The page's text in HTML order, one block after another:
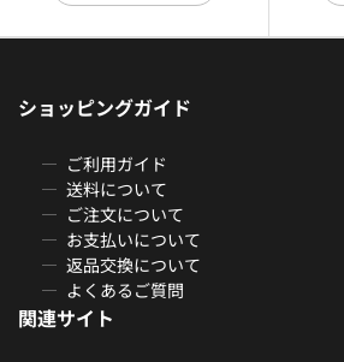
ショッピングガイド
ご利用ガイド
送料について
ご注文について
お支払いについて
返品交換について
よくあるご質問
関連サイト